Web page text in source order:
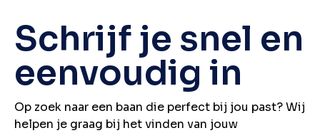
Schrijf je snel en
eenvoudig in
Op zoek naar een baan die perfect bij jou past? Wij
helpen je graag bij het vinden van jouw